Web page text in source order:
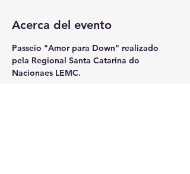
Acerca del evento
Passeio "Amor para Down" realizado
pela Regional Santa Catarina do
Nacionaes LEMC.